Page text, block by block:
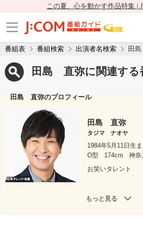
この夏、心を動かす作品特集 |
番組表 番組検索 出演者名検索 田
田島 直弥に関連する
田島 直弥のプロフィール
田島 直弥
タジマ ナオヤ
1984年5月11日生
O型
174cm
神奈
お笑いタレント
もっと見る